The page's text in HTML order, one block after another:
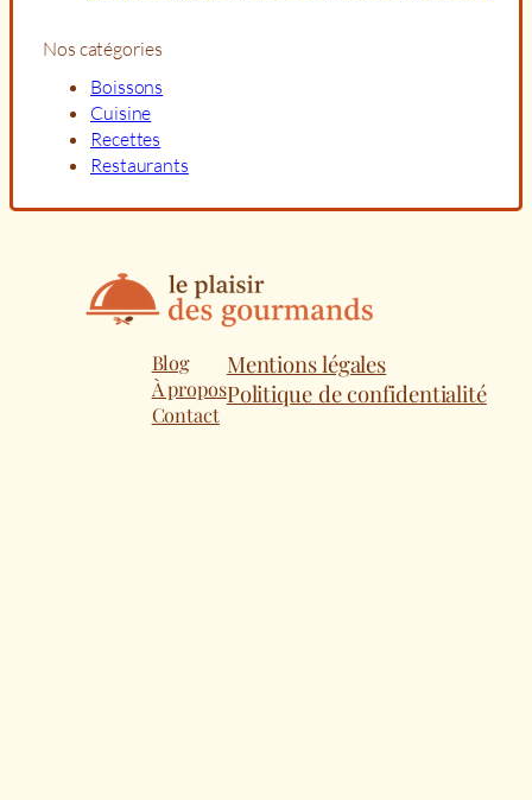
Nos catégories
Boissons
Cuisine
Recettes
Restaurants
Blog
À propos
Contact
Mentions légales
Politique de confidentialité